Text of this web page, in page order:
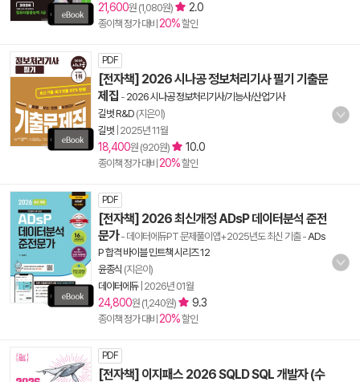
21,600원 (1,080원) 2.0
종이책 정가 대비 20%할인
PDF
[전자책] 2026 시나공 정보처리기사 필기 기출문
제집 - 2026 시나공 정보처리기사/기능사/산업기사
길벗 R&D (지은이)
길벗 2025년 11월
18,400원 (920원) 10.0
종이책 정가 대비 20%할인
PDF
[전자책] 2026 최신개정 ADsP 데이터분석 준전
문가- 데이터에듀PT 문제풀이앱+2025년도 최신 기출-ADs
P 합격 바이블 민트책 시리즈 12
윤종식 (지은이)
데이터에듀| 2026년 01월
24,800원 (1,240원) 9.3
종이책 정가 대비 20%할인
PDF
[전자책] 이지패스 2026 SQLD SQL 개발자 (수